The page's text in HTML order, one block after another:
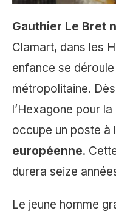
Gauthier Le Bret
Clamart, dans les
enfance se
métropolitaine.
l’Hexagone pour
occupe un poste à
européenne.
durera seize
Le jeune homme